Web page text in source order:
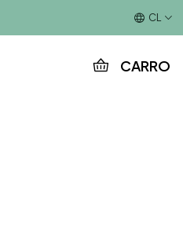
CARRO
CL